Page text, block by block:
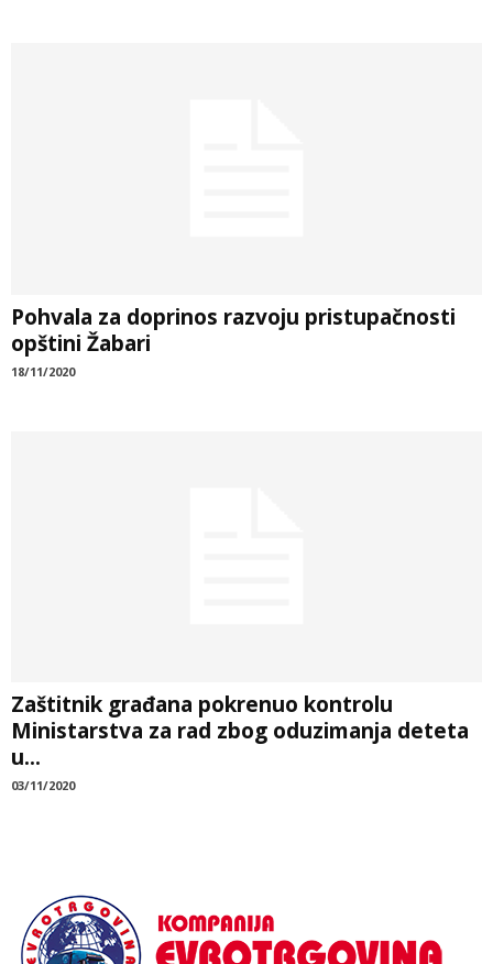
Pohvala za doprinos razvoju pristupačnosti
opštini Žabari
18/11/2020
Zaštitnik građana pokrenuo kontrolu
Ministarstva za rad zbog oduzimanja deteta
u...
03/11/2020